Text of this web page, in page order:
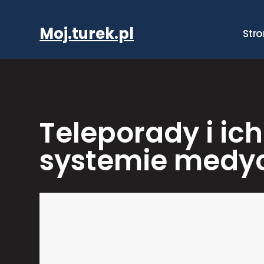
Moj.turek.pl
Teleporady i
systemie